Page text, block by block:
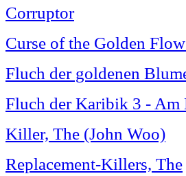
Corruptor
Curse of the Golden
Fluch der goldenen
Fluch der Karibik 3 - Am
Killer, The (John Woo)
Replacement-Killers, The